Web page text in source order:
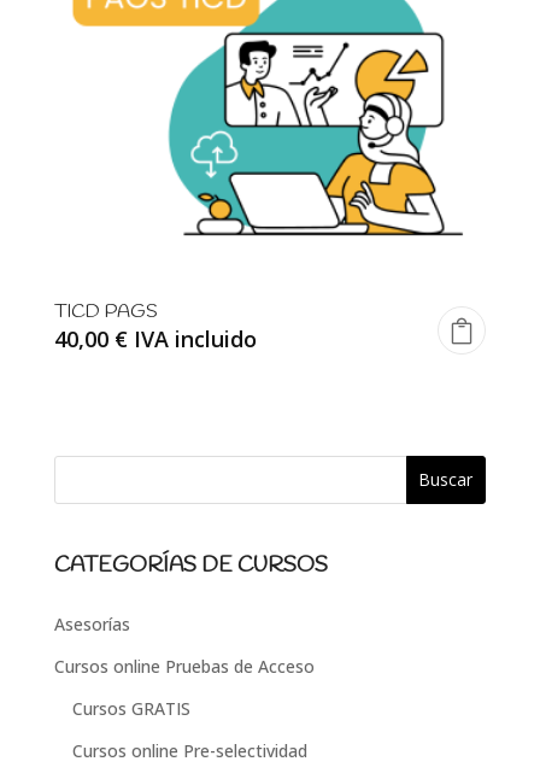
TICD PAGS
40,00 € IVA incluido
CATEGORÍAS DE CURSOS
Asesorías
Cursos online Pruebas de Acceso
Cursos GRATIS
Cursos online Pre-selectividad